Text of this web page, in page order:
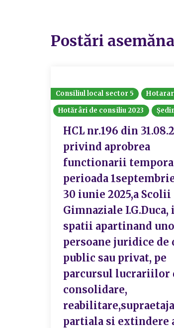
Postări
Consiliul local sector 5
Hotărâri de consiliu 2023
HCL nr.196 din
privind aprobrea
functionarii
perioada
30 iunie 2025,a Scolii
Gimnaziale I.G.Duca,
spatii apartinand
persoane juridice de
public sau privat, pe
parcursul lucrariilor
consolidare,
partiala si extindere